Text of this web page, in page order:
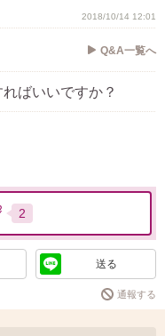
2018/10/14 12:01
Q&A一覧へ
ばいいですか？
2
送る
通報する